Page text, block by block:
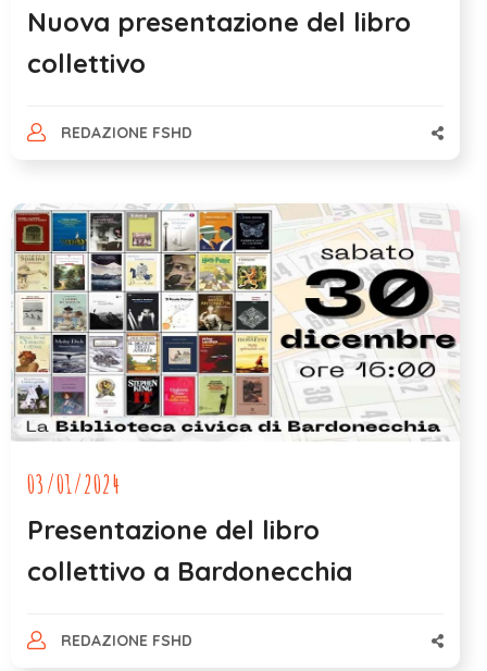
Nuova presentazione del libro
collettivo
REDAZIONE FSHD
03/01/2024
Presentazione del libro
collettivo a Bardonecchia
REDAZIONE FSHD